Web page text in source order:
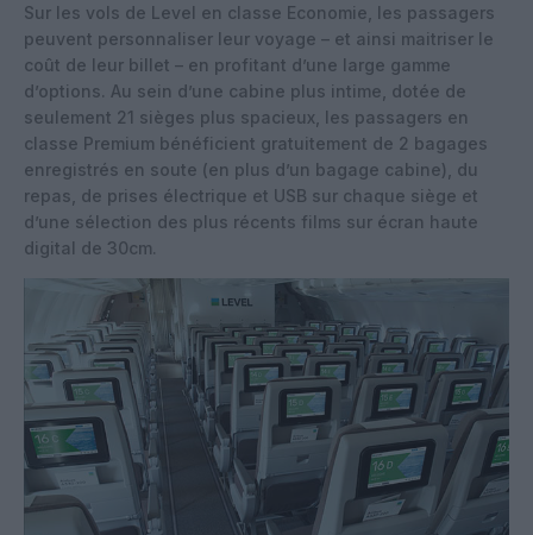
Sur les vols de Level en classe Economie, les passagers
peuvent personnaliser leur voyage – et ainsi maitriser le
coût de leur billet – en profitant d’une large gamme
d’options. Au sein d’une cabine plus intime, dotée de
seulement 21 sièges plus spacieux, les passagers en
classe Premium bénéficient gratuitement de 2 bagages
enregistrés en soute (en plus d’un bagage cabine), du
repas, de prises électrique et USB sur chaque siège et
d’une sélection des plus récents films sur écran haute
digital de 30cm.